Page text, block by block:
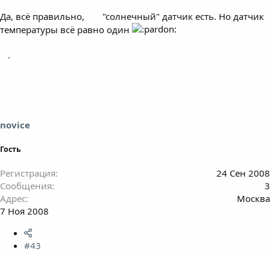
Да, всё правильно,
"солнечный" датчик есть. Но датчик
температуры всё равно один
novice
Гость
Регистрация
24 Сен 2008
Сообщения
3
Адрес
Москва
7 Ноя 2008
#43